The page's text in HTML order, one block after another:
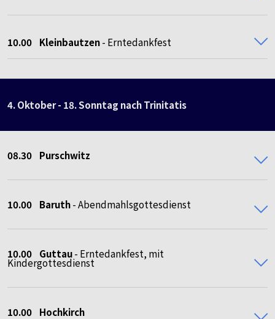
10.00 Kleinbautzen- Erntedankfest
4. Oktober - 18. Sonntag nach Trinitatis
08.30 Purschwitz
10.00 Baruth- Abendmahlsgottesdienst
10.00 Guttau- Erntedankfest, mit
Kindergottesdienst
10.00 Hochkirch